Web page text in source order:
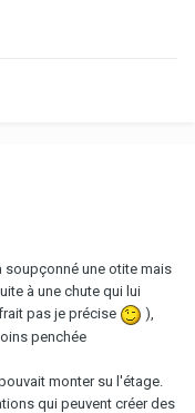
soupçonné une otite mais
à une chute qui lui
pas je précise
),
penchée
monter su l'étage.
qui peuvent créer des